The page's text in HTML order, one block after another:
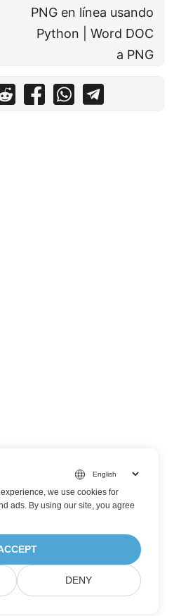
PNG en línea usando
Python | Word DOC
a PNG
we use cookies for
ads. By using our site, you agree
DENY